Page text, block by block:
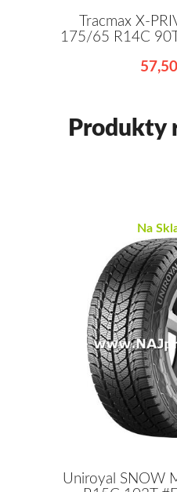
Tracmax X-
175/65 R14C
Produkty
Na
Uniroyal SNOW